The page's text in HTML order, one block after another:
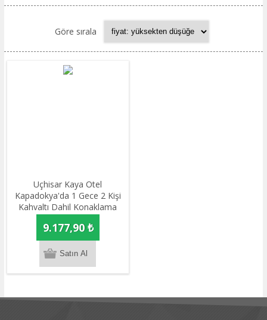
Göre sırala
Uçhisar Kaya Otel
Kapadokya'da 1 Gece 2 Kişi
Kahvaltı Dahil Konaklama
9.177,90 ₺